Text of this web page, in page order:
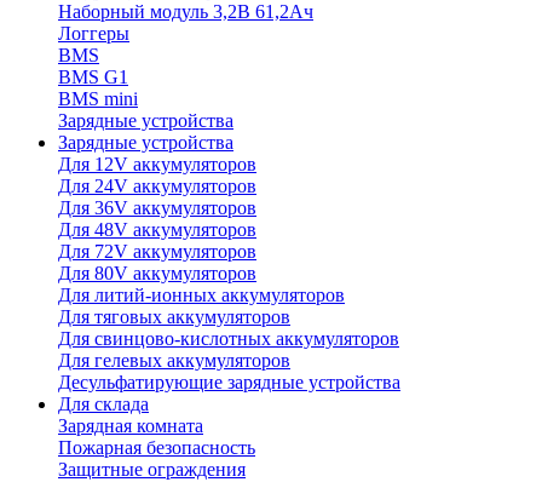
Наборный модуль 3,2В 61,2Ач
Логгеры
BMS
BMS G1
BMS mini
Зарядные устройства
Зарядные устройства
Для 12V аккумуляторов
Для 24V аккумуляторов
Для 36V аккумуляторов
Для 48V аккумуляторов
Для 72V аккумуляторов
Для 80V аккумуляторов
Для литий-ионных аккумуляторов
Для тяговых аккумуляторов
Для свинцово-кислотных аккумуляторов
Для гелевых аккумуляторов
Десульфатирующие зарядные устройства
Для склада
Зарядная комната
Пожарная безопасность
Защитные ограждения